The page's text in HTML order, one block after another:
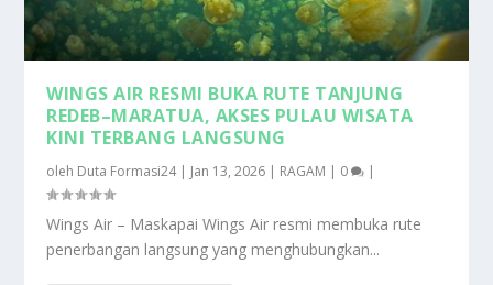
WINGS AIR RESMI BUKA RUTE TANJUNG
REDEB–MARATUA, AKSES PULAU WISATA
KINI TERBANG LANGSUNG
oleh Duta Formasi24| Jan 13, 2026 | RAGAM | 0 |
Wings Air – Maskapai Wings Air resmi membuka rute
penerbangan langsung yang menghubungkan...